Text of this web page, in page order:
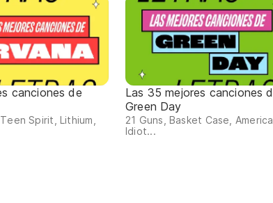
canciones de
Spirit, Lithium,
Las 35 mejores canciones
Green Day
21 Guns, Basket Case,
Idiot...